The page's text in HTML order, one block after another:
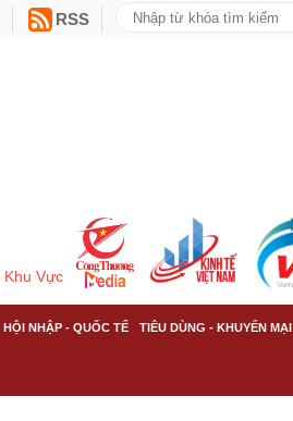
RSS
Khu Vực
HỘI NHẬP - QUỐC TẾ TIÊU DÙNG - KHUYẾN MẠI